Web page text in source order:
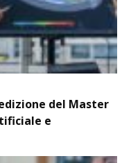
del Master
e